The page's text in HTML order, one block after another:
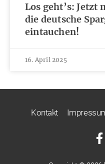
Los geht’s: Jetzt
die deutsche
eintauchen!
16. April 2025
Kontakt